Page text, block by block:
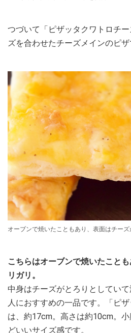
つづいて「ピザッタクワトロチ
ズを合わせたチーズメインのピザ
オーブンで焼いたこともあり、表面はチーズ
こちらはオーブンで焼いたこと
リガリ。
中身はチーズがとろりとしてい
人におすすめの一品です。「ピザ
は、約17cm。高さは約10cm。
どいいサイズ感です。